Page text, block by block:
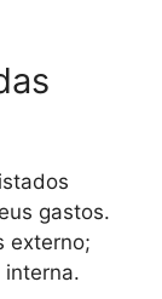
gastos.
externo;
interna.